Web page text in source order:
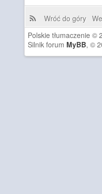
Wróć do góry
Polskie tłumaczenie ©
Silnik forum MyBB, ©